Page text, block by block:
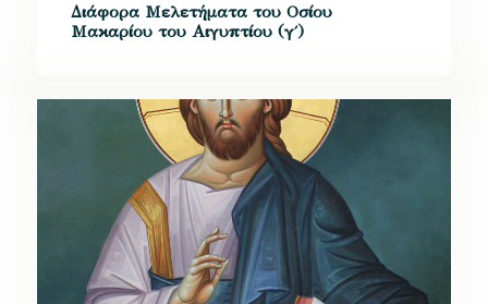
Διάφορα Μελετήματα του Οσίου
Μακαρίου του Αιγυπτίου (γ΄)